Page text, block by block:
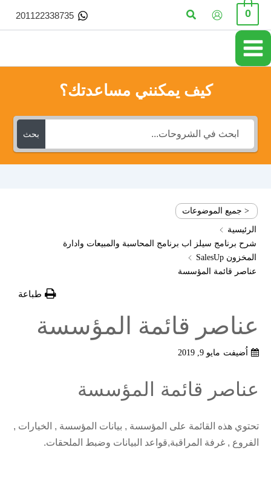
0 البحث 201122338735
كيف يمكنني مساعدتك؟
بحث
< جميع الموضوعات
الرئيسية
شرح برنامج سيلز اب برنامج المحاسبة والمبيعات وادارة
المخزون SalesUp
عناصر قائمة المؤسسة
طباعة
عناصر قائمة المؤسسة
اُضيفت مايو 9, 2019
عناصر قائمة المؤسسة
تحتوي هذه القائمة على المؤسسة , بيانات المؤسسة , الخيارات ,
الفروع , غرفة المراقبة,قواعد البيانات وضبط الملحقات.